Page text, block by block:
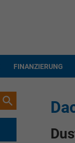
FINANZIERUNG